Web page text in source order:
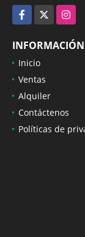
Facebook
INFORMACIÓN
Inicio
Ventas
Alquiler
Contáctenos
Políticas de